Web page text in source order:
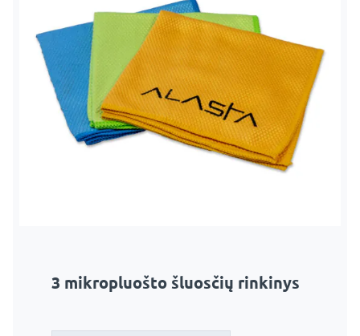
3 mikropluošto šluosčių rinkinys
Veidrodžių valiklis